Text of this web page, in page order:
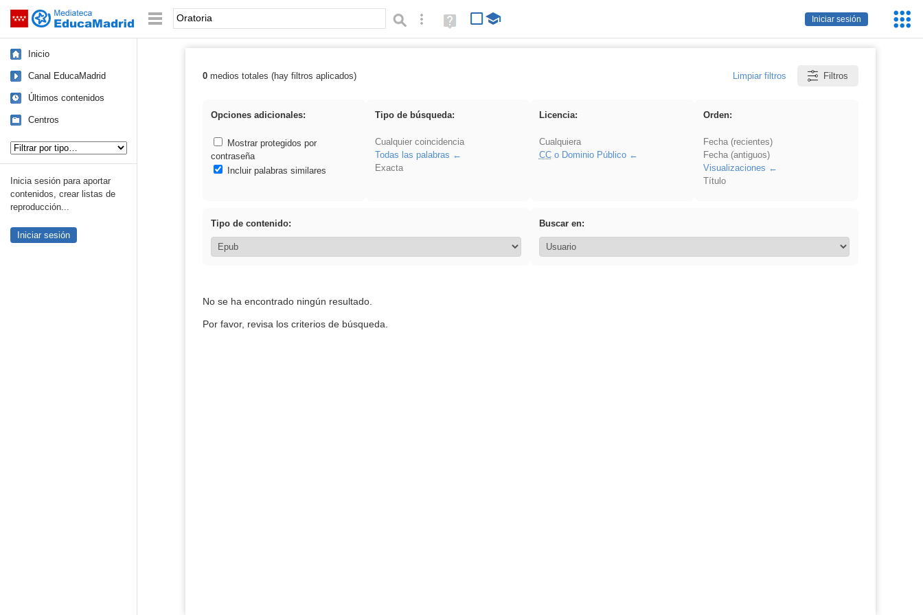
Saltar navegación
Iniciar sesión
Palabra o frase: Búsqueda avanzada
Ayuda
(en
Inicio
Canal EducaMadrid
Últimos contenidos
Centros
Inicia sesión para aportar
contenidos, crear listas de
reproducción...
Iniciar sesión
Resultados de: Oratoria
0medios totales (hay filtros aplicados) Limpiar filtros Filtros
Opciones adicionales:
Mostrar protegidos por
contraseña
Incluir palabras similares
Tipo de búsqueda:
Cualquier coincidencia
Todas las palabras
Exacta
Licencia:
Cualquiera
CCo Dominio Público
Orden:
Fecha (recientes)
Fecha (antiguos)
Visualizaciones
Título
Tipo de contenido: Buscar en:
No se ha encontrado ningún resultado.
Por favor, revisa los criterios de búsqueda.